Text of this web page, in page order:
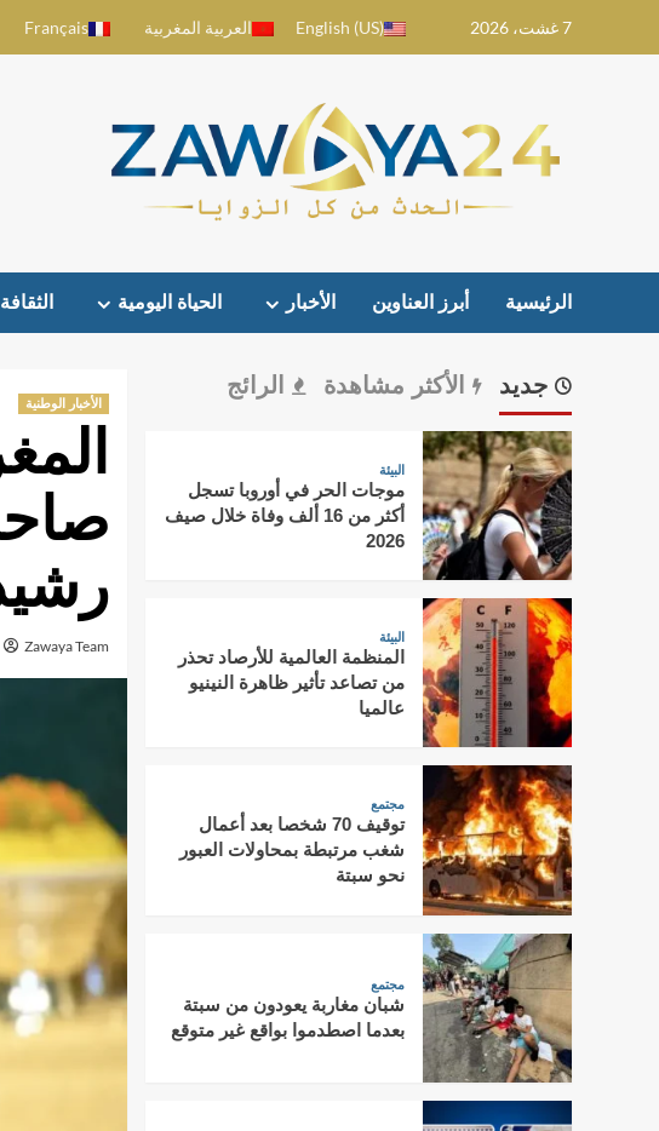
7 غشت، 2026 English (US) العربية المغربية Français
الرئيسية أبرز العناوين الأخبار الحياة اليومية
الأخبار الوطنية
Zawaya Team
جديد الأكثر مشاهدة الرائج
البيئة
موجات الحر في أوروبا تسجل
أكثر من 16 ألف وفاة خلال صيف
2026
البيئة
المنظمة العالمية للأرصاد تحذر
من تصاعد تأثير ظاهرة النينيو
عالميا
مجتمع
توقيف 70 شخصا بعد أعمال
شغب مرتبطة بمحاولات العبور
نحو سبتة
مجتمع
شبان مغاربة يعودون من سبتة
بعدما اصطدموا بواقع غير متوقع